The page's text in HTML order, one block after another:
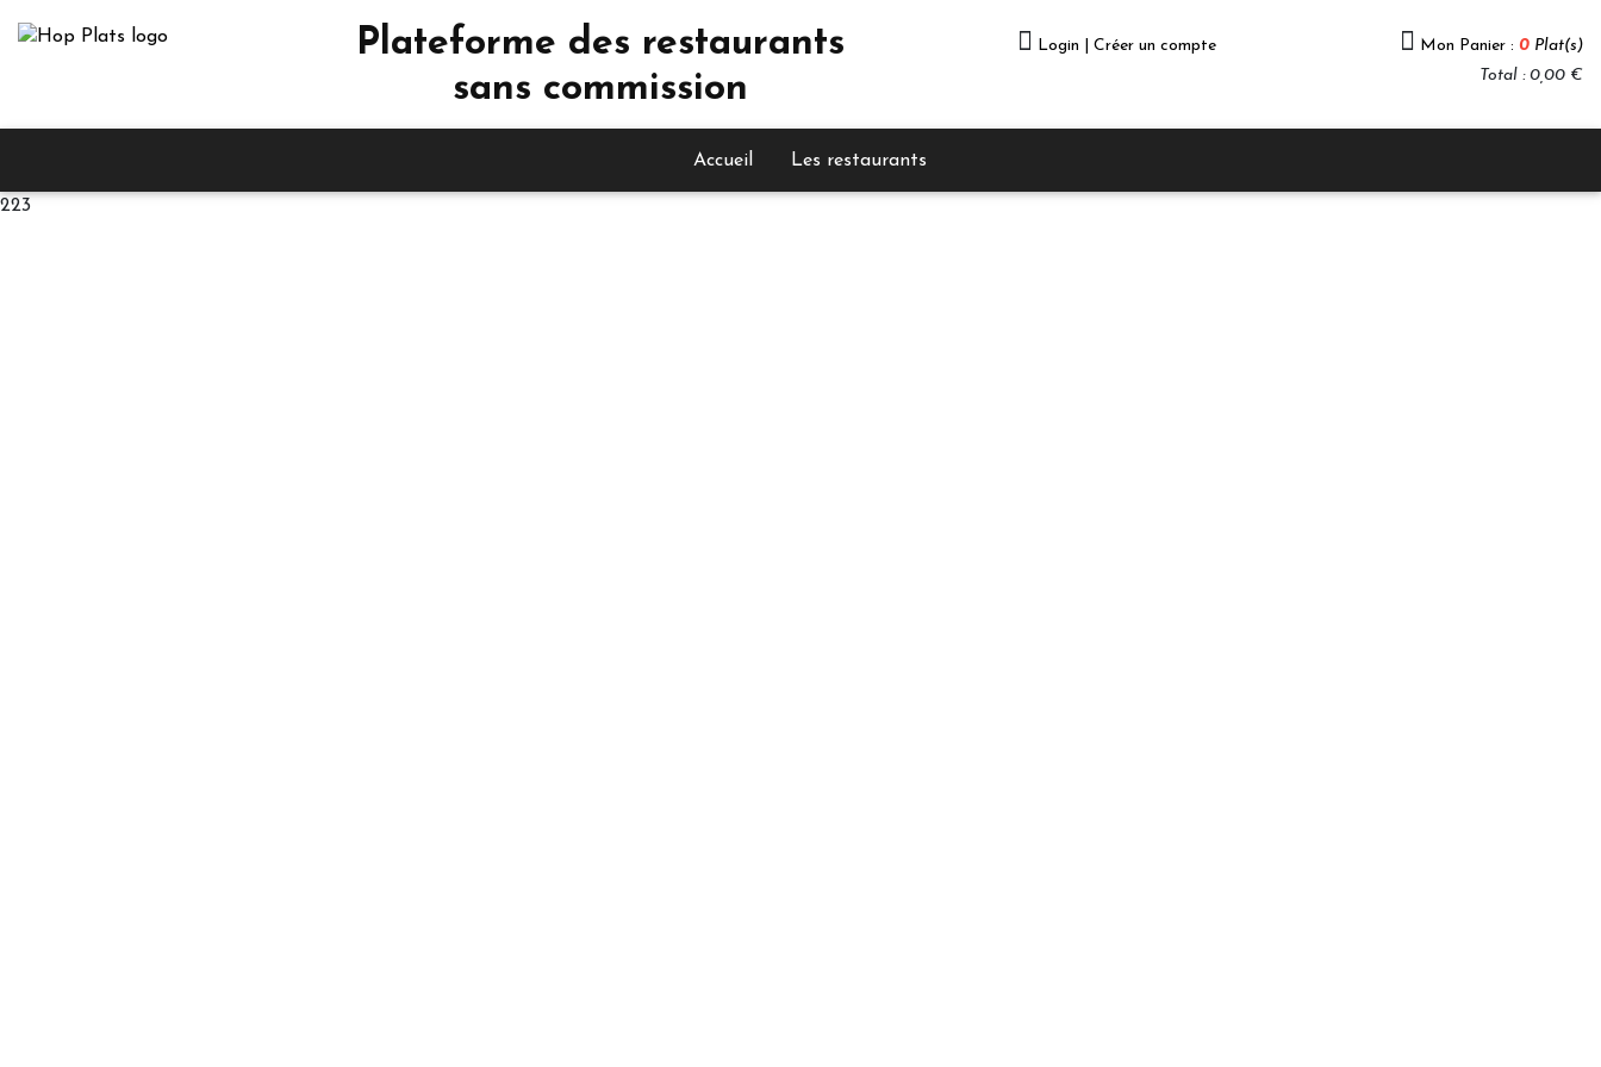
Plateforme des restaurants
sans commission
Login | Créer un compte Mon Panier : 0 Plat(s)
Total : 0,00 €
Accueil Les restaurants
223